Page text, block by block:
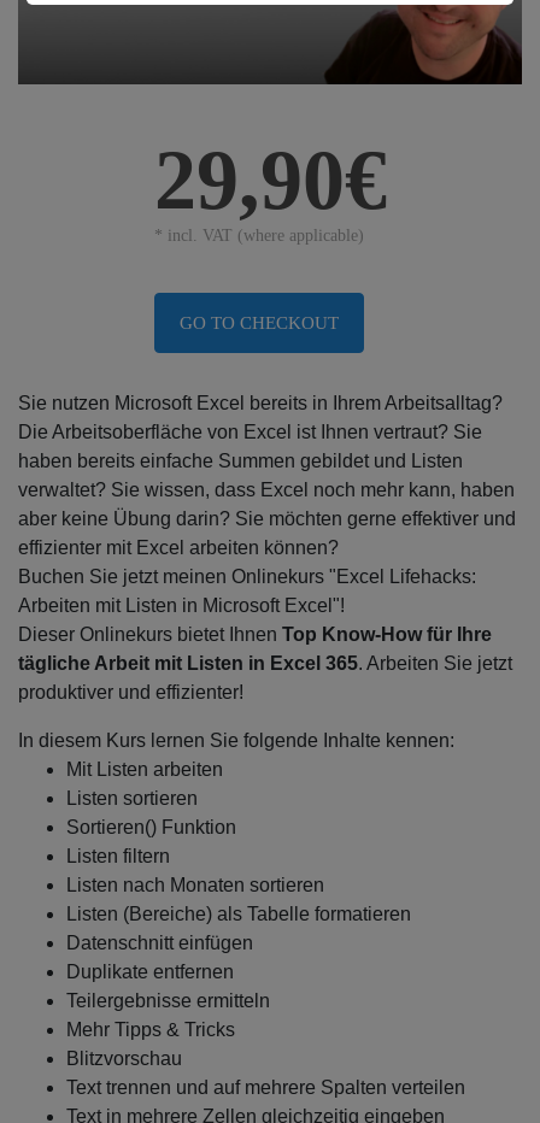
29,90€
* incl. VAT (where applicable)
GO TO CHECKOUT
Sie nutzen Microsoft Excel bereits in Ihrem Arbeitsalltag?
Die Arbeitsoberfläche von Excel ist Ihnen vertraut? Sie
haben bereits einfache Summen gebildet und Listen
verwaltet? Sie wissen, dass Excel noch mehr kann, haben
aber keine Übung darin? Sie möchten gerne effektiver und
effizienter mit Excel arbeiten können?
Buchen Sie jetzt meinen Onlinekurs "Excel Lifehacks:
Arbeiten mit Listen in Microsoft Excel"!
Dieser Onlinekurs bietet Ihnen Top Know-How für Ihre
tägliche Arbeit mit Listen in Excel 365. Arbeiten Sie jetzt
produktiver und effizienter!
In diesem Kurs lernen Sie folgende Inhalte kennen:
Mit Listen arbeiten
Listen sortieren
Sortieren() Funktion
Listen filtern
Listen nach Monaten sortieren
Listen (Bereiche) als Tabelle formatieren
Datenschnitt einfügen
Duplikate entfernen
Teilergebnisse ermitteln
Mehr Tipps & Tricks
Blitzvorschau
Text trennen und auf mehrere Spalten verteilen
Text in mehrere Zellen gleichzeitig eingeben